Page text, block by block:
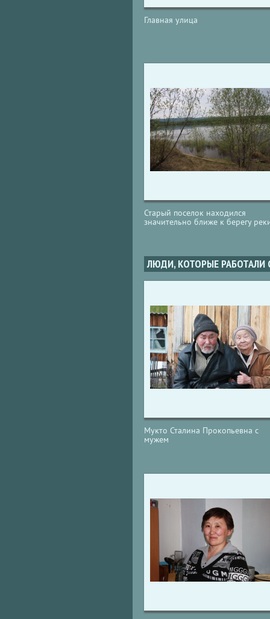
Главная улица
Старый поселок находился
значительно ближе к берегу
ЛЮДИ, КОТОРЫЕ РАБОТАЛИ
Мукто Сталина Прокопьевна с
мужем